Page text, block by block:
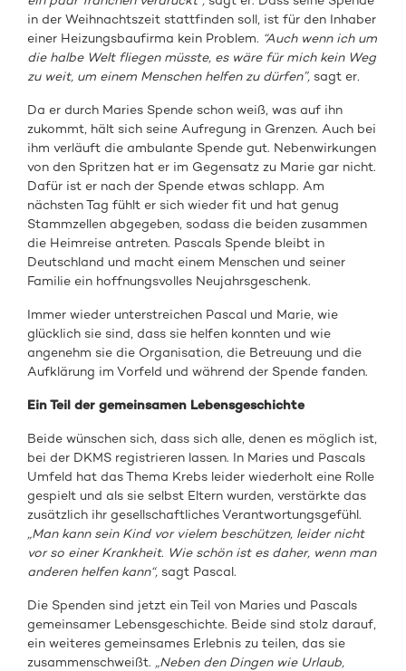
in der Weihnachtszeit stattfinden soll, ist für den Inhaber
einer Heizungsbaufirma kein Problem. “Auch wenn ich um
die halbe Welt fliegen müsste, es wäre für mich kein Weg
zu weit, um einem Menschen helfen zu dürfen”, sagt er.
Da er durch Maries Spende schon weiß, was auf ihn
zukommt, hält sich seine Aufregung in Grenzen. Auch bei
ihm verläuft die ambulante Spende gut. Nebenwirkungen
von den Spritzen hat er im Gegensatz zu Marie gar nicht.
Dafür ist er nach der Spende etwas schlapp. Am
nächsten Tag fühlt er sich wieder fit und hat genug
Stammzellen abgegeben, sodass die beiden zusammen
die Heimreise antreten. Pascals Spende bleibt in
Deutschland und macht einem Menschen und seiner
Familie ein hoffnungsvolles Neujahrsgeschenk.
Immer wieder unterstreichen Pascal und Marie, wie
glücklich sie sind, dass sie helfen konnten und wie
angenehm sie die Organisation, die Betreuung und die
Aufklärung im Vorfeld und während der Spende fanden.
Ein Teil der gemeinsamen Lebensgeschichte
Beide wünschen sich, dass sich alle, denen es möglich ist,
bei der DKMS registrieren lassen. In Maries und Pascals
Umfeld hat das Thema Krebs leider wiederholt eine Rolle
gespielt und als sie selbst Eltern wurden, verstärkte das
zusätzlich ihr gesellschaftliches Verantwortungsgefühl.
„Man kann sein Kind vor vielem beschützen, leider nicht
vor so einer Krankheit. Wie schön ist es daher, wenn man
anderen helfen kann“, sagt Pascal.
Die Spenden sind jetzt ein Teil von Maries und Pascals
gemeinsamer Lebensgeschichte. Beide sind stolz darauf,
ein weiteres gemeinsames Erlebnis zu teilen, das sie
zusammenschweißt. „Neben den Dingen wie Urlaub,